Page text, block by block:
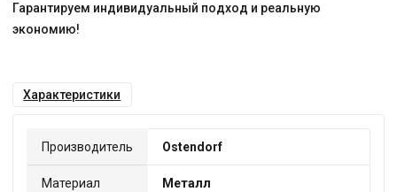
Гарантируем индивидуальный подход и реальную
экономию!
Характеристики
Производитель Ostendorf
Материал Металл